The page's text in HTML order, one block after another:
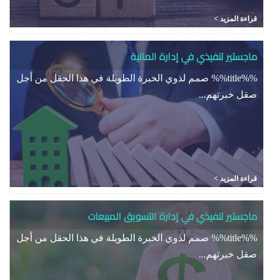
قراءة المزيد >
ماجستير تنفيذي في إدارة المالية
%%title%% صمم لذوي الخبرة الطويلة في هذا الحقل من أجل
صقل خبرتهم...
قراءة المزيد >
ماجستير تنفيذي في إدارة التسويق المبيعات
%%title%% صمم لذوي الخبرة الطويلة في هذا الحقل من أجل
صقل خبرتهم...